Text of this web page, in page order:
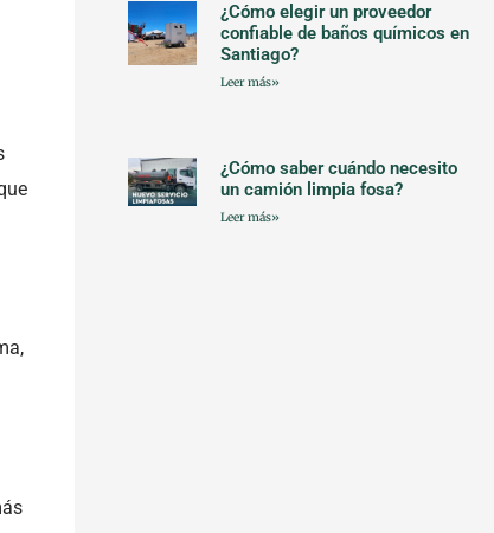
¿Cómo elegir un proveedor
confiable de baños químicos en
Santiago?
Leer más»
¿Cómo saber cuándo necesito
un camión limpia fosa?
Leer más»